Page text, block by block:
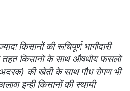
किसानों की रूचिपूर्ण भागीदारी
तहत किसानों के साथ औषधीय फसलों
की खेती के साथ पौध रोपण भी
इन्ही किसानों की स्थायी